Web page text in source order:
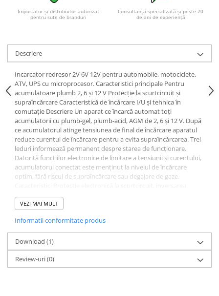
Importator și distribuitor autorizat
pentru sute de branduri
Consultanță specializată și peste 20
de ani de experiență
Descriere
Incarcator redresor 2V 6V 12V pentru automobile, motociclete,
ATV, UPS cu microprocesor. Caracteristici principale Pentru
acumulatoare plumb 2, 6 şi 12 V Protecţie la scurtcircuit şi
supraîncărcare Caracteristică de încărcare I/U şi tehnica în
comutaţie Descriere Un aparat ce încarcă automat toți
acumulatorii cu plumb-gel, plumb-acid, AGM de 2, 6 şi 12 V. După
ce acumulatorul atinge tensiunea de final de încărcare aparatul
reduce curentul de încărcare pentru a evita supraîncărcarea. Trei
leduri informează permanent despre starea de funcţionare.
Datorită funcţiilor electronice de limitare a tensiunii şi curentului,
acumulatorul conectat este menţinut la nivelul de încărcare
optim, fără riscul de supraîncărcare sau degajare de gaze.
polarităţii şi supraîncărcare Tensiune constantă final de încărcare
Ajustare automată curent de încărcare Încărcarea începe numai
încărcare şi inversarea polarităţii Fără acumulator nu există
tensiune la nivelul clemelor de ieşire Tensiune final de încărcare
2,3 V, 6,9 V, 13,8 V Inclusiv cleme baterie Curbă caracteristică I/U
Tehnică modernă în comutaţie Pachetul include Încărcător Cleme
crocodil Manual de utilizareDate tehnice Capacitate recomandată
acumulator: 1,2 - 40 Ah Dimensiuni: (L x l x Î) 85 x 65 x 35 mm
VEZI MAI MULT
Informatii conformitate produs
Download (1)
Review-uri(0)